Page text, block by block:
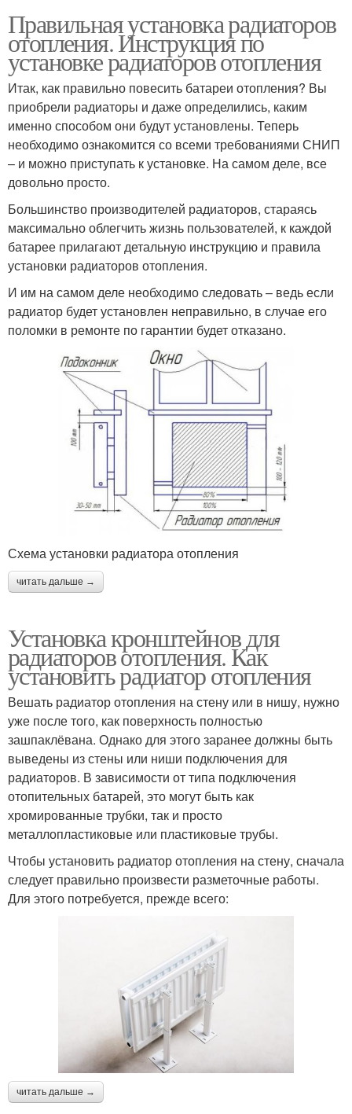
Правильная установка радиаторов
отопления. Инструкция по
установке радиаторов отопления
Итак, как правильно повесить батареи отопления? Вы
приобрели радиаторы и даже определились, каким
именно способом они будут установлены. Теперь
необходимо ознакомится со всеми требованиями СНИП
– и можно приступать к установке. На самом деле, все
довольно просто.
Большинство производителей радиаторов, стараясь
максимально облегчить жизнь пользователей, к каждой
батарее прилагают детальную инструкцию и правила
установки радиаторов отопления.
И им на самом деле необходимо следовать – ведь если
радиатор будет установлен неправильно, в случае его
поломки в ремонте по гарантии будет отказано.
Схема установки радиатора отопления
читать дальше →
Установка кронштейнов для
радиаторов отопления. Как
установить радиатор отопления
Вешать радиатор отопления на стену или в нишу, нужно
уже после того, как поверхность полностью
зашпаклёвана. Однако для этого заранее должны быть
выведены из стены или ниши подключения для
радиаторов. В зависимости от типа подключения
отопительных батарей, это могут быть как
хромированные трубки, так и просто
металлопластиковые или пластиковые трубы.
Чтобы установить радиатор отопления на стену, сначала
следует правильно произвести разметочные работы.
Для этого потребуется, прежде всего:
читать дальше →